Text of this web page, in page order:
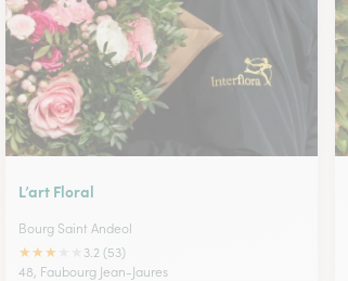
L’art Floral
Bourg Saint Andeol
★★★
3.2 (53)
48, Faubourg Jean-Jaures